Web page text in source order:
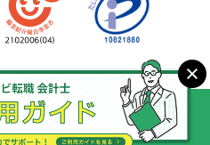
Corporation